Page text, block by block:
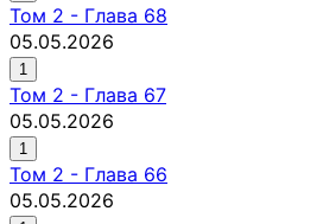
Том 2 - Глава 68
05.05.2026
1
Том 2 - Глава 67
05.05.2026
1
Том 2 - Глава 66
05.05.2026